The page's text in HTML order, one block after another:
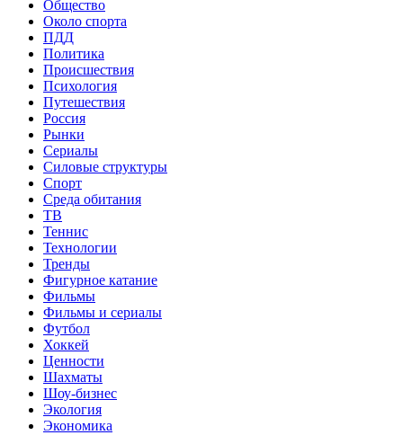
Общество
Около спорта
ПДД
Политика
Происшествия
Психология
Путешествия
Россия
Рынки
Сериалы
Силовые структуры
Спорт
Среда обитания
ТВ
Теннис
Технологии
Тренды
Фигурное катание
Фильмы
Фильмы и сериалы
Футбол
Хоккей
Ценности
Шахматы
Шоу-бизнес
Экология
Экономика